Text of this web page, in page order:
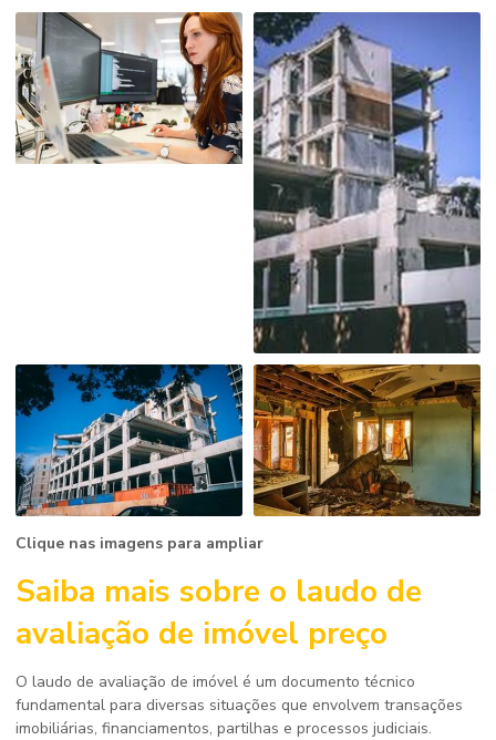
Clique nas imagens para ampliar
Saiba mais sobre o laudo de
avaliação de imóvel preço
O laudo de avaliação de imóvel é um documento técnico
fundamental para diversas situações que envolvem transações
imobiliárias, financiamentos, partilhas e processos judiciais.